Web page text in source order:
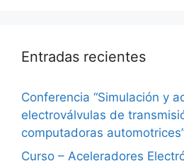
Entradas recientes
Conferencia “Simulación y
electroválvulas de
computadoras
Curso – Aceleradores